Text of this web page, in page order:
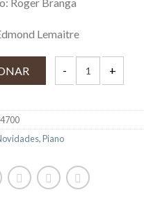
Lemaitre
,Piano